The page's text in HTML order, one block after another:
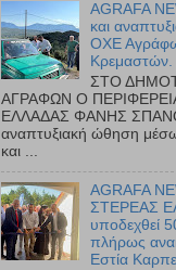
AGRAFA
και
ΟΧΕ
Κρεμαστών.
ΣΤΟ
ΑΓΡΑΦΩΝ Ο
ΕΛΛΑΔΑΣ ΦΑΝΗΣ
αναπτυξιακή ώθηση
και ...
AGRAFA
ΣΤΕΡΕΑΣ
υποδεχθεί
πλήρως
Εστία